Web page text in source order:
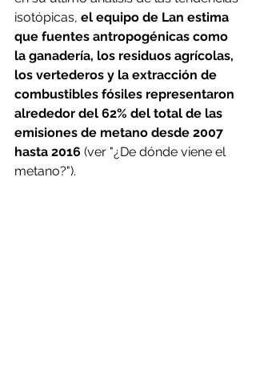
isotópicas, el equipo de Lan estima
que fuentes antropogénicas como
la ganadería, los residuos agrícolas,
los vertederos y la extracción de
combustibles fósiles representaron
alrededor del 62% del total de las
emisiones de metano desde 2007
hasta 2016 (ver "¿De dónde viene el
metano?").